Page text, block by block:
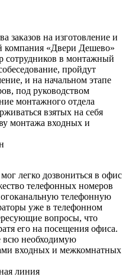
заказов на изготовление и
компания «Двери Дешево»
сотрудников в монтажный
пройдут
и на начальном этапе
под руководством
монтажного отдела
взятых на себя
монтажа входных и
легко дозвониться в офис
телефонных номеров
телефонную
уже в телефонном
вопросы, что
его на посещения офиса.
всю необходимую
входных и межкомнатных
линия